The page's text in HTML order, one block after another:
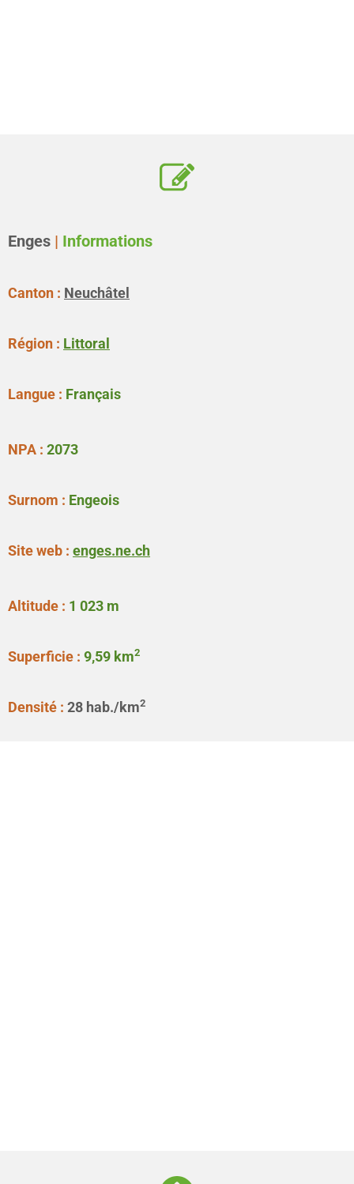
Enges | Informations
Canton : Neuchâtel
Région : Littoral
Langue : Français
NPA : 2073
Surnom : Engeois
Site web : enges.ne.ch
Altitude : 1 023 m
Superficie : 9,59 km2
Densité : 28 hab./km2